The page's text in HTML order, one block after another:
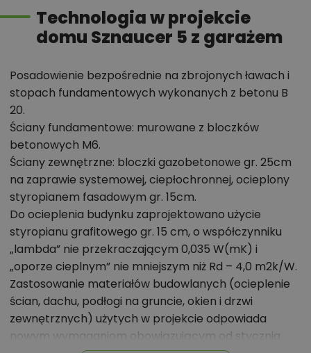
wpisze się w niemal każdy krajobraz.
Chcesz uzyskać więcej informacji o tym
projekcie, na przykład:
polecane przez architekta zmiany,
możliwości wprowadzania modyfikacji,
projekty podobne - o zbliżonym układzie lub
parametrach,
optymalizacja kosztów budowy domu według
tego projektu,
informacje szczegółowe - np. wymiary
pomieszczeń, instalacje, materiały?
Zadzwoń52 384 49 90lub NAPISZ
Technologia w projekcie
domu Sznaucer 5 z garażem
Posadowienie bezpośrednie na zbrojonych ławach i
stopach fundamentowych wykonanych z betonu B
20.
Ściany fundamentowe: murowane z bloczków
betonowych M6.
Ściany zewnętrzne: bloczki gazobetonowe gr. 25cm
na zaprawie systemowej, ciepłochronnej, ocieplony
styropianem fasadowym gr. 15cm.
Do ocieplenia budynku zaprojektowano użycie
styropianu grafitowego gr. 15 cm, o współczynniku
„lambda” nie przekraczającym 0,035 W(mK) i
„oporze cieplnym” nie mniejszym niż Rd – 4,0 m2k/W.
Zastosowanie materiałów budowlanych (ocieplenie
ścian, dachu, podłogi na gruncie, okien i drzwi
zewnętrznych) użytych w projekcie odpowiada
nowym wymaganiom obowiązującym od stycznia